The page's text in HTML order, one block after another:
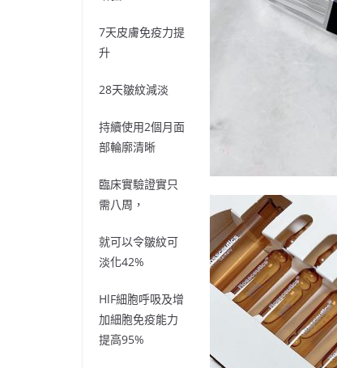
7天皮膚免疫力提
升
28天皺紋減淡
持續使用2個月面
部輪廓清晰
臨床實驗證實只
需八周，
就可以令皺紋可
淡化42%
HlF細胞呼吸及增
加細胞免疫能力
提高95%